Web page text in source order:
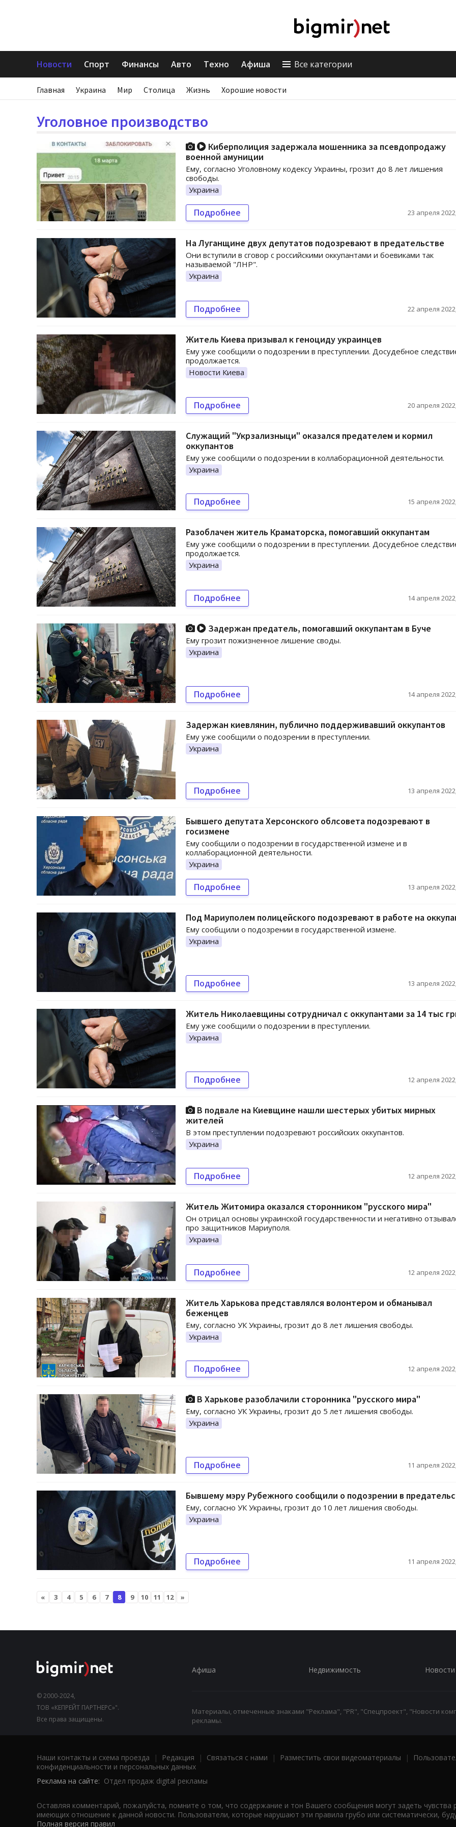
Новости Спорт Финансы Авто Техно Афиша Все категории
Главная Украина Мир Столица Жизнь Хорошие новости
Уголовное производство
Киберполиция задержала мошенника за псевдопродажу
военной амуниции
Ему, согласно Уголовному кодексу Украины, грозит до 8 лет лишения
свободы.
Украина
Подробнее 23 апреля
На Луганщине двух депутатов подозревают в предательстве
Они вступили в сговор с российскими оккупантами и боевиками так
называемой "ЛНР".
Украина
Подробнее 22 апреля
Житель Киева призывал к геноциду украинцев
Ему уже сообщили о подозрении в преступлении. Досудебное
продолжается.
Новости Киева
Подробнее 20 апреля
Служащий "Укрзализныци" оказался предателем и кормил
оккупантов
Ему уже сообщили о подозрении в коллаборационной деятельности.
Украина
Подробнее 15 апреля
Разоблачен житель Краматорска, помогавший оккупантам
Ему уже сообщили о подозрении в преступлении. Досудебное
продолжается.
Украина
Подробнее 14 апреля
Задержан предатель, помогавший оккупантам в Буче
Ему грозит пожизненное лишение своды.
Украина
Подробнее 14 апреля
Задержан киевлянин, публично поддерживавший оккупантов
Ему уже сообщили о подозрении в преступлении.
Украина
Подробнее 13 апреля
Бывшего депутата Херсонского облсовета подозревают в
госизмене
Ему сообщили о подозрении в государственной измене и в
коллаборационной деятельности.
Украина
Подробнее 13 апреля
Под Мариуполем полицейского подозревают в работе на
Ему сообщили о подозрении в государственной измене.
Украина
Подробнее 13 апреля
Житель Николаевщины сотрудничал с оккупантами за 14 тыс
Ему уже сообщили о подозрении в преступлении.
Украина
Подробнее 12 апреля
В подвале на Киевщине нашли шестерых убитых мирных
жителей
В этом преступлении подозревают российских оккупантов.
Украина
Подробнее 12 апреля
Житель Житомира оказался сторонником "русского мира"
Он отрицал основы украинской государственности и негативно
про защитников Мариуполя.
Украина
Подробнее 12 апреля
Житель Харькова представлялся волонтером и обманывал
беженцев
Ему, согласно УК Украины, грозит до 8 лет лишения свободы.
Украина
Подробнее 12 апреля
В Харькове разоблачили сторонника "русского мира"
Ему, согласно УК Украины, грозит до 5 лет лишения свободы.
Украина
Подробнее 11 апреля
Бывшему мэру Рубежного сообщили о подозрении в
Ему, согласно УК Украины, грозит до 10 лет лишения свободы.
Украина
Подробнее 11 апреля
« 3 4 5 6 7 8 9 10 11 12 »
© 2000-2024,
ТОВ «КЕПРЕЙТ ПАРТНЕРС»".
Все права защищены.
Афиша Недвижимость Новости
Материалы, отмеченные знаками "Реклама", "PR", "Спецпроект", "Новости
рекламы.
Наши контакты и схема проезда | Редакция | Связаться с нами | Разместить свои видеоматериалы |
конфиденциальности и персональных данных
Реклама на сайте: Отдел продаж digital рекламы
Оставляя комментарий, пожалуйста, помните о том, что содержание и тон Вашего сообщения могут задеть чувства
имеющих отношение к данной новости. Пользователи, которые нарушают эти правила грубо или систематически,
Полная версия правил